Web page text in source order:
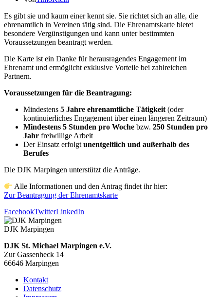
Es gibt sie und kaum einer kennt sie. Sie richtet sich an alle, die
ehrenamtlich in Vereinen tätig sind. Die Ehrenamtskarte bietet
besondere Vergünstigungen und kann unter bestimmten
Voraussetzungen beantragt werden.
Die Karte ist ein Danke für herausragendes Engagement im
Ehrenamt und ermöglicht exklusive Vorteile bei zahlreichen
Partnern.
Voraussetzungen für die Beantragung:
Mindestens 5 Jahre ehrenamtliche Tätigkeit (oder
kontinuierliches Engagement über einen längeren Zeitraum)
Mindestens 5 Stunden pro Woche bzw. 250 Stunden pro
Jahr freiwillige Arbeit
Der Einsatz erfolgt unentgeltlich und außerhalb des
Berufes
Die DJK Marpingen unterstützt die Anträge.
Alle Informationen und den Antrag findet ihr hier:
Zur Beantragung der Ehrenamtskarte
FacebookTwitterLinkedIn
DJK Marpingen
DJK St. Michael Marpingen e.V.
Zur Gassenheck 14
66646 Marpingen
Kontakt
Datenschutz